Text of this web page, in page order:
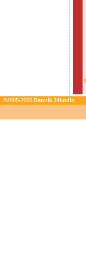
©2005-2026 Denník 24hodin